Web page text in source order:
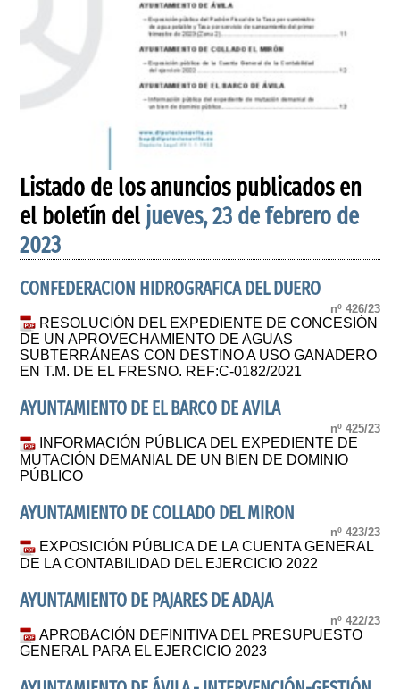
Listado de los anuncios publicados en
el boletín del jueves, 23 de febrero de
2023
CONFEDERACION HIDROGRAFICA DEL DUERO
nº 426/23
RESOLUCIÓN DEL EXPEDIENTE DE CONCESIÓN
DE UN APROVECHAMIENTO DE AGUAS
SUBTERRÁNEAS CON DESTINO A USO GANADERO
EN T.M. DE EL FRESNO. REF:C-0182/2021
AYUNTAMIENTO DE EL BARCO DE AVILA
nº 425/23
INFORMACIÓN PÚBLICA DEL EXPEDIENTE DE
MUTACIÓN DEMANIAL DE UN BIEN DE DOMINIO
PÚBLICO
AYUNTAMIENTO DE COLLADO DEL MIRON
nº 423/23
EXPOSICIÓN PÚBLICA DE LA CUENTA GENERAL
DE LA CONTABILIDAD DEL EJERCICIO 2022
AYUNTAMIENTO DE PAJARES DE ADAJA
nº 422/23
APROBACIÓN DEFINITIVA DEL PRESUPUESTO
GENERAL PARA EL EJERCICIO 2023